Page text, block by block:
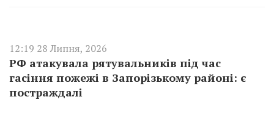
12:19 28 Липня, 2026
РФ атакувала рятувальників під час
гасіння пожежі в Запорізькому районі: є
постраждалі